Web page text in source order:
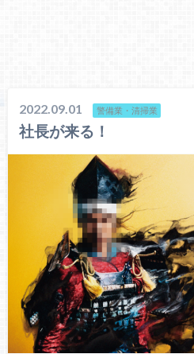
2022.09.01 警備業・清掃業
社長が来る！